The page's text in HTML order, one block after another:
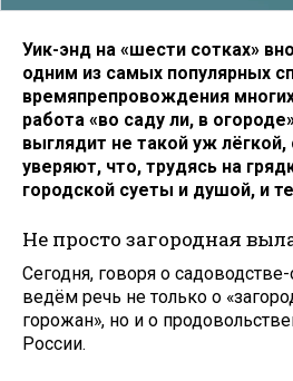
Уик-энд на «шести сотках»
одним из самых популярных
времяпрепровождения
работа «во саду ли, в
выглядит не такой уж
уверяют, что, трудясь на
городской суеты и душой, и
Не просто загородная
Сегодня, говоря о
ведём речь не только о
горожан», но и о
России.